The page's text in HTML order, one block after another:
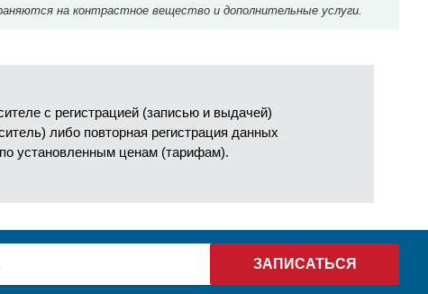
на контрастное вещество и дополнительные услуги.
с регистрацией (записью и выдачей)
либо повторная регистрация данных
установленным ценам (тарифам).